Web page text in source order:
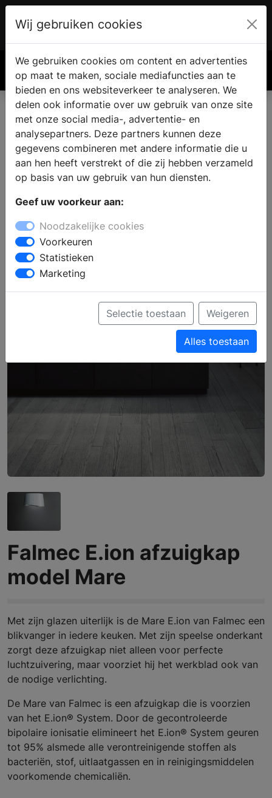
€ 0.00
Falmec E.ion afzuigkap
model Mare
Met zijn glazen uiterlijk is de Mare E.ion van Falmec een
blikvanger in iedere keuken. Met zijn speelse onderkant
zorgt deze afzuigkap niet alleen voor perfecte
luchtzuivering, maar voorziet hij het werkblad ook van
de nodige verlichting.
De Mare van Falmec is een afzuigkap die is voorzien
van het E.ion® System. Door de gecontroleerde
bipolaire ionisatie elimineert het E.ion® System geuren
tot 95% alsmede alle verontreinigende stoffen als
bacteriën, stof, uitlaatgassen en in reinigingsmiddelen
voorkomende chemicaliën.
Wij gebruiken cookies
We gebruiken cookies om content en advertenties
op maat te maken, sociale mediafuncties aan te
bieden en ons websiteverkeer te analyseren. We
delen ook informatie over uw gebruik van onze site
met onze social media-, advertentie- en
analysepartners. Deze partners kunnen deze
gegevens combineren met andere informatie die u
aan hen heeft verstrekt of die zij hebben verzameld
op basis van uw gebruik van hun diensten.
Geef uw voorkeur aan:
Noodzakelijke cookies
Voorkeuren
Statistieken
Marketing
Selectie toestaan Weigeren
Alles toestaan